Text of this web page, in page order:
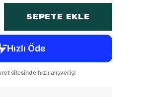
SEPETE EKLE